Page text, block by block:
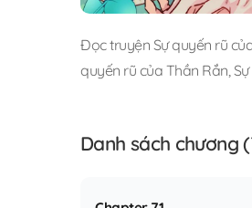
Đọc truyện Sự quyến rũ
quyến rũ của Thần Rắn,
Danh sách chương